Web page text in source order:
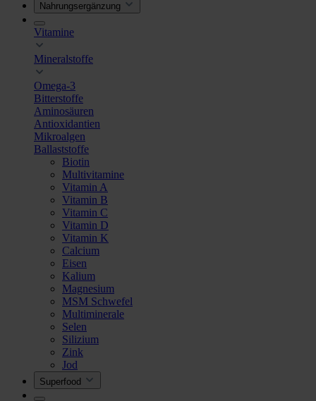
Nahrungsergänzung
Vitamine
Mineralstoffe
Omega-3
Bitterstoffe
Aminosäuren
Antioxidantien
Mikroalgen
Ballaststoffe
Biotin
Multivitamine
Vitamin A
Vitamin B
Vitamin C
Vitamin D
Vitamin K
Calcium
Eisen
Kalium
Magnesium
MSM Schwefel
Multiminerale
Selen
Silizium
Zink
Jod
Superfood